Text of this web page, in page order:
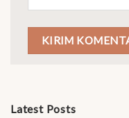
Latest Posts